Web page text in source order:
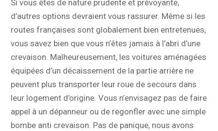
Si vous êtes de nature prudente et prévoyante,
d’autres options devraient vous rassurer. Même si les
routes françaises sont globalement bien entretenues,
vous savez bien que vous n’êtes jamais à l’abri d’une
crevaison. Malheureusement, les voitures aménagées
équipées d’un décaissement de la partie arrière ne
peuvent plus transporter leur roue de secours dans
leur logement d’origine. Vous n’envisagez pas de faire
appel à un dépanneur ou de regonfler avec une simple
bombe anti crevaison. Pas de panique, nous avons